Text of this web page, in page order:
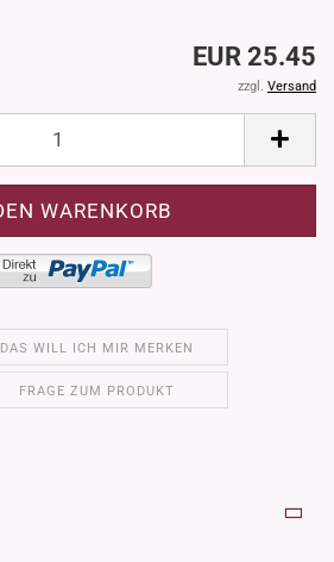
EUR 25.45
zzgl. Versand
DAS WILL ICH MIR MERKEN
FRAGE ZUM PRODUKT